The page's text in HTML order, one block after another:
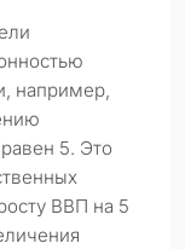
например,
5. Это
ВВП на 5